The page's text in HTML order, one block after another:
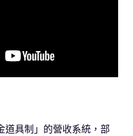
道具制」的營收系統，部